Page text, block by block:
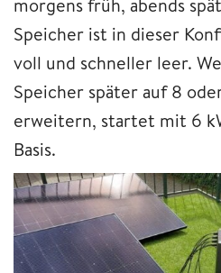
Speicher ist in dieser
voll und schneller leer.
Speicher später auf 8
erweitern, startet mit 6
Basis.